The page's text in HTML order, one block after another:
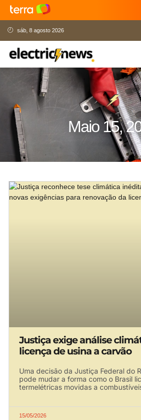
sáb, 8 agosto 2026
Maio 15,
Justiça exige análise
licença de usina a carvão
Uma decisão da Justiça Federal do
pode mudar a forma como o Brasil
termelétricas movidas a
15/05/2026